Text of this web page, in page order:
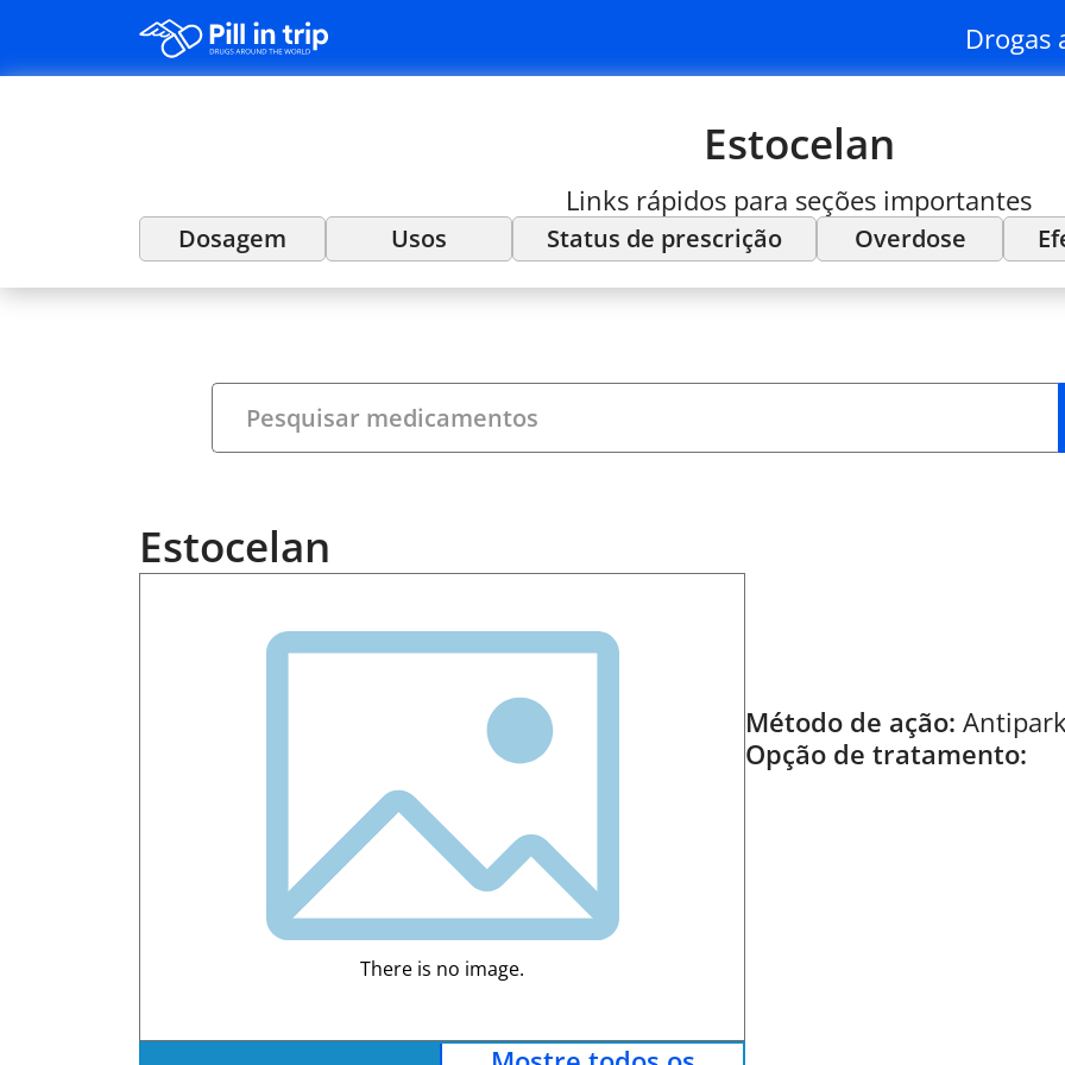
Drogas
Estocelan
Links rápidos para seções importantes
Dosagem Usos Status de prescrição Overdose
Estocelan
There is no image.
Método de ação:
Opção de tratamento: